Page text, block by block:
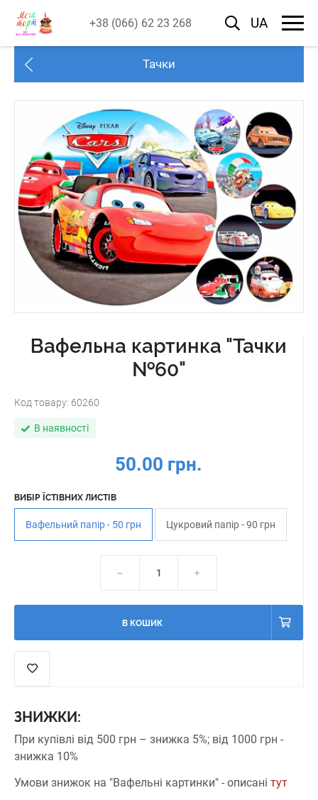
+38 (066) 62 23 268 UA
Тачки
Вафельна картинка "Тачки
№60"
Код товару: 60260
В наявності
50.00 грн.
ВИБІР ЇСТІВНИХ ЛИСТІВ
Вафельний папір - 50 грн Цукровий папір - 90 грн
В КОШИК
ЗНИЖКИ:
При купівлі від 500 грн – знижка 5%; від 1000 грн -
знижка 10%
Умови знижок на "Вафельні картинки" - описані тут